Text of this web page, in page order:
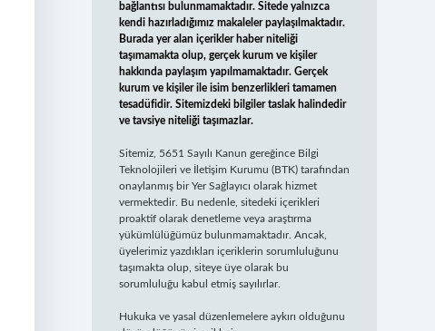
bağlantısı bulunmamaktadır. Sitede yalnızca
kendi hazırladığımız makaleler paylaşılmaktadır.
Burada yer alan içerikler haber niteliği
taşımamakta olup, gerçek kurum ve kişiler
hakkında paylaşım yapılmamaktadır. Gerçek
kurum ve kişiler ile isim benzerlikleri tamamen
tesadüfidir. Sitemizdeki bilgiler taslak halindedir
ve tavsiye niteliği taşımazlar.
Sitemiz, 5651 Sayılı Kanun gereğince Bilgi
Teknolojileri ve İletişim Kurumu (BTK) tarafından
onaylanmış bir Yer Sağlayıcı olarak hizmet
vermektedir. Bu nedenle, sitedeki içerikleri
proaktif olarak denetleme veya araştırma
yükümlülüğümüz bulunmamaktadır. Ancak,
üyelerimiz yazdıkları içeriklerin sorumluluğunu
taşımakta olup, siteye üye olarak bu
sorumluluğu kabul etmiş sayılırlar.
Hukuka ve yasal düzenlemelere aykırı olduğunu